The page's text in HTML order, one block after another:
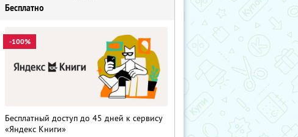
Бесплатно
-100%
Бесплатный доступ до 45 дней к сервису
«Яндекс Книги»